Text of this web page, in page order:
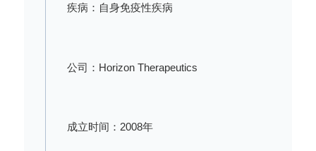
疾病：自身免疫性疾病
公司：Horizon Therapeutics
成立时间：2008年